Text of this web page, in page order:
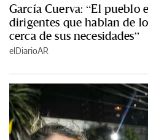
García Cuerva: “El pueblo
dirigentes que hablan de
cerca de sus necesidades”
elDiarioAR